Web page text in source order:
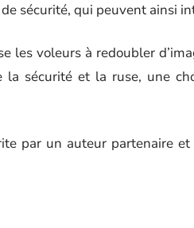
sécurité, qui peuvent ainsi
les voleurs à redoubler
la sécurité et la ruse, une
par un auteur partenaire